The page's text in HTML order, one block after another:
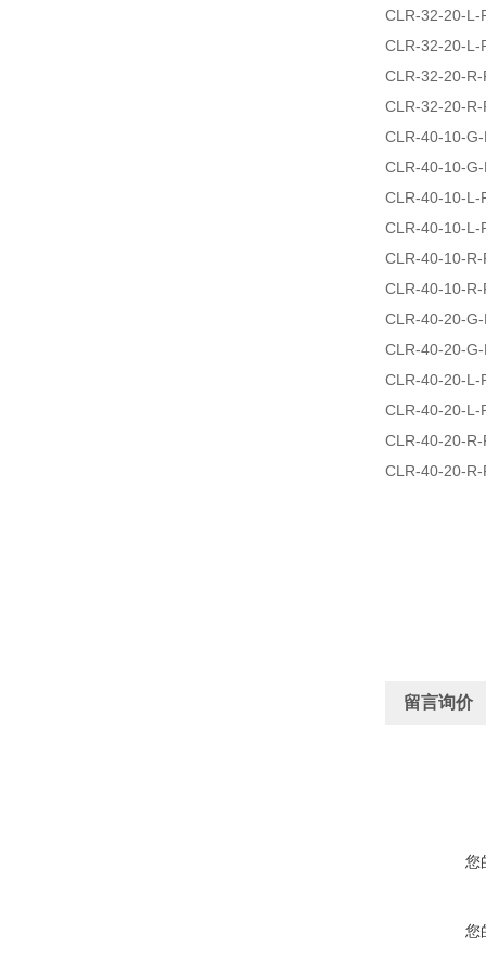
CLR-32-20-L-
CLR-32-20-L-
CLR-32-20-R-
CLR-32-20-
CLR-40-10-
CLR-40-10-
CLR-40-10-L-
CLR-40-10-L-
CLR-40-10-R-
CLR-40-10-R-
CLR-40-20-
CLR-40-20-
CLR-40-20-L-
CLR-40-20-L-
CLR-40-20-R-
CLR-40-20-R-
留言询价
您
您